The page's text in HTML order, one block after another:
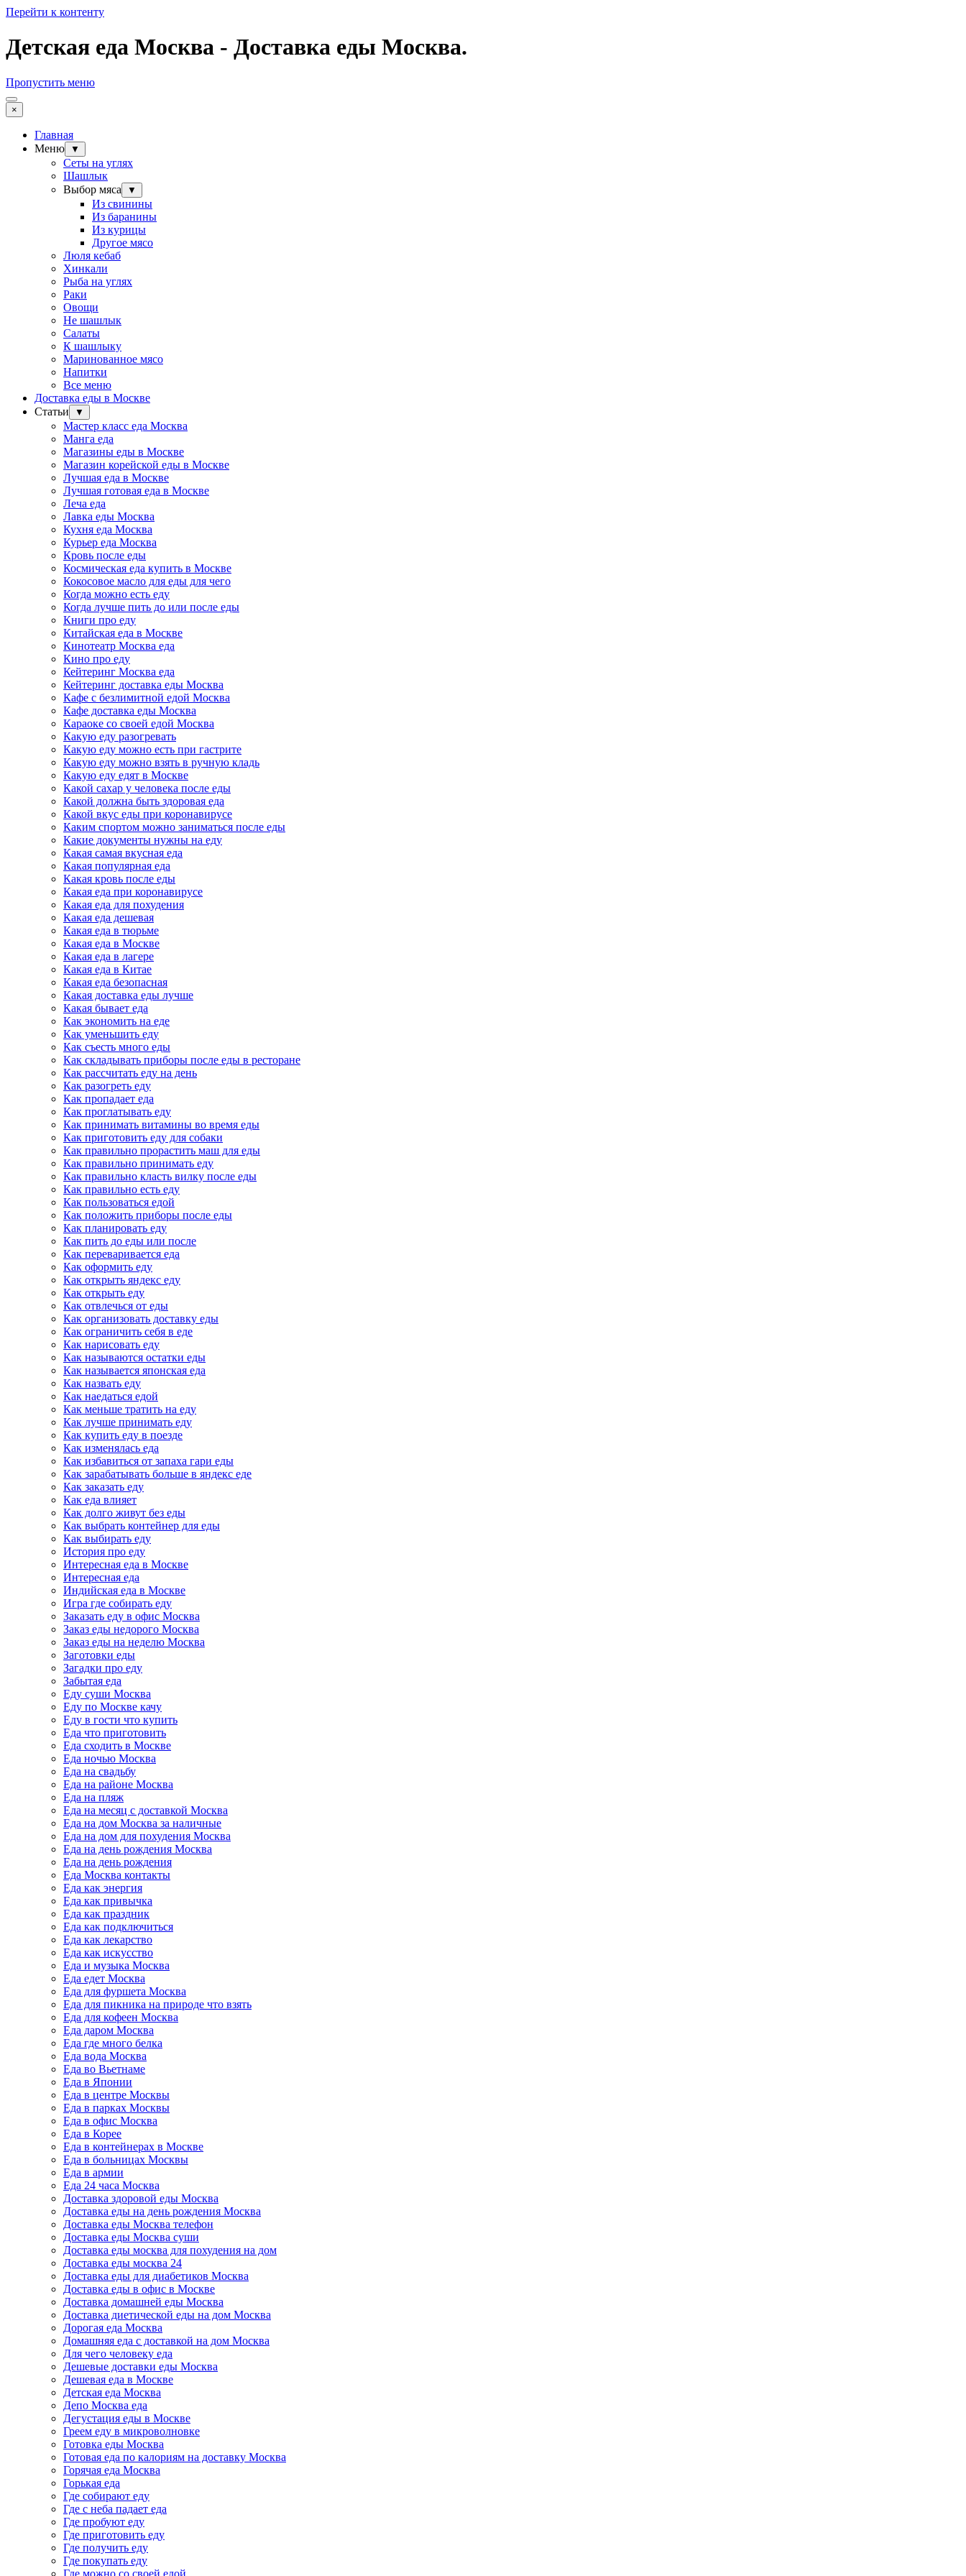
Перейти к контенту
Детская еда Москва - Доставка еды Москва.
Пропустить меню
×
Главная
Меню
▼
Сеты на углях
Шашлык
Выбор мяса
▼
Из свинины
Из баранины
Из курицы
Другое мясо
Люля кебаб
Хинкали
Рыба на углях
Раки
Овощи
Не шашлык
Салаты
К шашлыку
Маринованное мясо
Напитки
Все меню
Доставка еды в Москве
Статьи
▼
Мастер класс еда Москва
Манга еда
Магазины еды в Москве
Магазин корейской еды в Москве
Лучшая еда в Москве
Лучшая готовая еда в Москве
Леча еда
Лавка еды Москва
Кухня еда Москва
Курьер еда Москва
Кровь после еды
Космическая еда купить в Москве
Кокосовое масло для еды для чего
Когда можно есть еду
Когда лучше пить до или после еды
Книги про еду
Китайская еда в Москве
Кинотеатр Москва еда
Кино про еду
Кейтеринг Москва еда
Кейтеринг доставка еды Москва
Кафе с безлимитной едой Москва
Кафе доставка еды Москва
Караоке со своей едой Москва
Какую еду разогревать
Какую еду можно есть при гастрите
Какую еду можно взять в ручную кладь
Какую еду едят в Москве
Какой сахар у человека после еды
Какой должна быть здоровая еда
Какой вкус еды при коронавирусе
Каким спортом можно заниматься после еды
Какие документы нужны на еду
Какая самая вкусная еда
Какая популярная еда
Какая кровь после еды
Какая еда при коронавирусе
Какая еда для похудения
Какая еда дешевая
Какая еда в тюрьме
Какая еда в Москве
Какая еда в лагере
Какая еда в Китае
Какая еда безопасная
Какая доставка еды лучше
Какая бывает еда
Как экономить на еде
Как уменьшить еду
Как съесть много еды
Как складывать приборы после еды в ресторане
Как рассчитать еду на день
Как разогреть еду
Как пропадает еда
Как проглатывать еду
Как принимать витамины во время еды
Как приготовить еду для собаки
Как правильно прорастить маш для еды
Как правильно принимать еду
Как правильно класть вилку после еды
Как правильно есть еду
Как пользоваться едой
Как положить приборы после еды
Как планировать еду
Как пить до еды или после
Как переваривается еда
Как оформить еду
Как открыть яндекс еду
Как открыть еду
Как отвлечься от еды
Как организовать доставку еды
Как ограничить себя в еде
Как нарисовать еду
Как называются остатки еды
Как называется японская еда
Как назвать еду
Как наедаться едой
Как меньше тратить на еду
Как лучше принимать еду
Как купить еду в поезде
Как изменялась еда
Как избавиться от запаха гари еды
Как зарабатывать больше в яндекс еде
Как заказать еду
Как еда влияет
Как долго живут без еды
Как выбрать контейнер для еды
Как выбирать еду
История про еду
Интересная еда в Москве
Интересная еда
Индийская еда в Москве
Игра где собирать еду
Заказать еду в офис Москва
Заказ еды недорого Москва
Заказ еды на неделю Москва
Заготовки еды
Загадки про еду
Забытая еда
Еду суши Москва
Еду по Москве качу
Еду в гости что купить
Еда что приготовить
Еда сходить в Москве
Еда ночью Москва
Еда на свадьбу
Еда на районе Москва
Еда на пляж
Еда на месяц с доставкой Москва
Еда на дом Москва за наличные
Еда на дом для похудения Москва
Еда на день рождения Москва
Еда на день рождения
Еда Москва контакты
Еда как энергия
Еда как привычка
Еда как праздник
Еда как подключиться
Еда как лекарство
Еда как искусство
Еда и музыка Москва
Еда едет Москва
Еда для фуршета Москва
Еда для пикника на природе что взять
Еда для кофеен Москва
Еда даром Москва
Еда где много белка
Еда вода Москва
Еда во Вьетнаме
Еда в Японии
Еда в центре Москвы
Еда в парках Москвы
Еда в офис Москва
Еда в Корее
Еда в контейнерах в Москве
Еда в больницах Москвы
Еда в армии
Еда 24 часа Москва
Доставка здоровой еды Москва
Доставка еды на день рождения Москва
Доставка еды Москва телефон
Доставка еды Москва суши
Доставка еды москва для похудения на дом
Доставка еды москва 24
Доставка еды для диабетиков Москва
Доставка еды в офис в Москве
Доставка домашней еды Москва
Доставка диетической еды на дом Москва
Дорогая еда Москва
Домашняя еда с доставкой на дом Москва
Для чего человеку еда
Дешевые доставки еды Москва
Дешевая еда в Москве
Детская еда Москва
Депо Москва еда
Дегустация еды в Москве
Греем еду в микроволновке
Готовка еды Москва
Готовая еда по калориям на доставку Москва
Горячая еда Москва
Горькая еда
Где собирают еду
Где с неба падает еда
Где пробуют еду
Где приготовить еду
Где получить еду
Где покупать еду
Где можно со своей едой